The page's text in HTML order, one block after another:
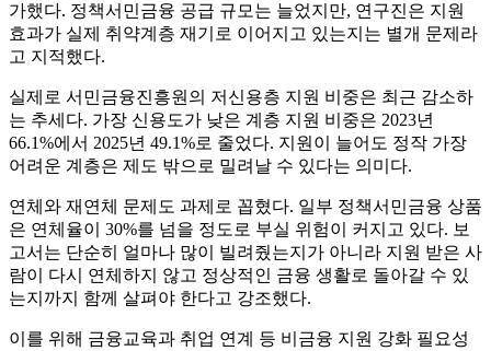
가했다. 정책서민금융 공급 규모는 늘었지만, 연구진은 지원
효과가 실제 취약계층 재기로 이어지고 있는지는 별개 문제라
고 지적했다.
실제로 서민금융진흥원의 저신용층 지원 비중은 최근 감소하
는 추세다. 가장 신용도가 낮은 계층 지원 비중은 2023년
66.1%에서 2025년 49.1%로 줄었다. 지원이 늘어도 정작 가장
어려운 계층은 제도 밖으로 밀려날 수 있다는 의미다.
연체와 재연체 문제도 과제로 꼽혔다. 일부 정책서민금융 상품
은 연체율이 30%를 넘을 정도로 부실 위험이 커지고 있다. 보
고서는 단순히 얼마나 많이 빌려줬는지가 아니라 지원 받은 사
람이 다시 연체하지 않고 정상적인 금융 생활로 돌아갈 수 있
는지까지 함께 살펴야 한다고 강조했다.
이를 위해 금융교육과 취업 연계 등 비금융 지원 강화 필요성